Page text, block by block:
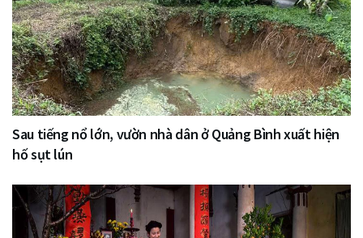
Sau tiếng nổ lớn, vườn nhà dân ở Quảng Bình xuất hiện
hố sụt lún